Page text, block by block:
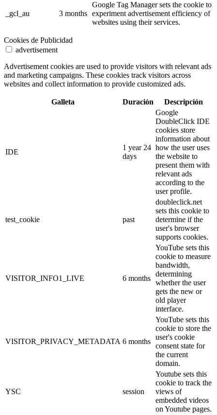
_gcl_au 3 months
Google Tag Manager sets the cookie to
experiment advertisement efficiency of
websites using their services.
Cookies de Publicidad
advertisement
Advertisement cookies are used to provide visitors with relevant ads
and marketing campaigns. These cookies track visitors across
websites and collect information to provide customized ads.
Galleta Duración Descripción
IDE
1 year 24
days
Google
DoubleClick IDE
cookies store
information about
how the user uses
the website to
present them with
relevant ads
according to the
user profile.
test_cookie past
doubleclick.net
sets this cookie to
determine if the
user's browser
supports cookies.
VISITOR_INFO1_LIVE 6 months
YouTube sets this
cookie to measure
bandwidth,
determining
whether the user
gets the new or
old player
interface.
VISITOR_PRIVACY_METADATA 6 months
YouTube sets this
cookie to store the
user's cookie
consent state for
the current
domain.
YSC session
Youtube sets this
cookie to track the
views of
embedded videos
on Youtube pages.